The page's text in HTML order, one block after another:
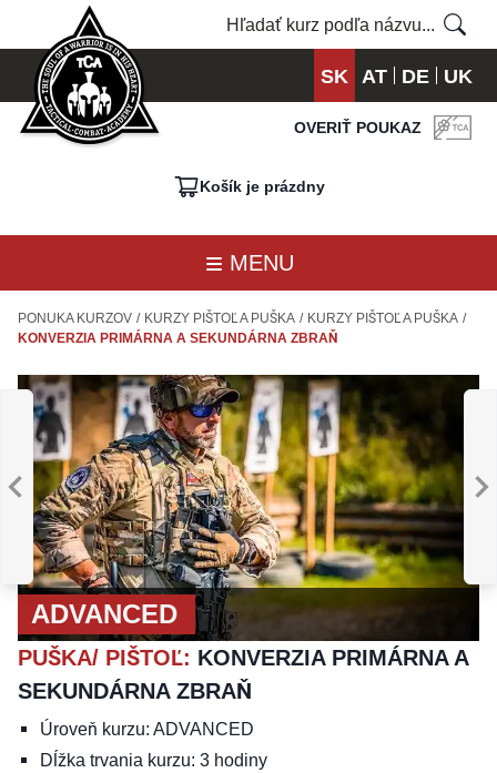
SK AT DE UK
OVERIŤ POUKAZ
Košík je prázdny
MENU
PONUKA KURZOV / KURZY PIŠTOĽ A PUŠKA / KURZY PIŠTOĽ A PUŠKA /
KONVERZIA PRIMÁRNA A SEKUNDÁRNA ZBRAŇ
MASTER
PUŠKA: DLHÉ A
STREDNÉ
VZDIALENOSTI/BARIÉRO
VÝ BOJ JASNÁ
ADVANCED
PUŠKA/ PIŠTOĽ: KONVERZIA PRIMÁRNA A
SEKUNDÁRNA ZBRAŇ
Úroveň kurzu: ADVANCED
Dĺžka trvania kurzu: 3 hodiny